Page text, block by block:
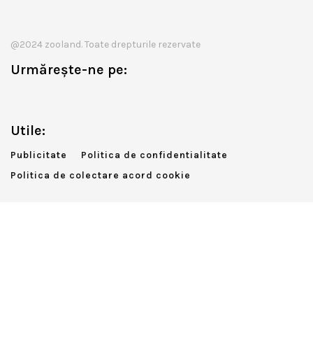
@2024 zooland. Toate drepturile rezervate
Urmărește-ne pe:
Utile:
Publicitate
Politica de confidentialitate
Politica de colectare acord cookie